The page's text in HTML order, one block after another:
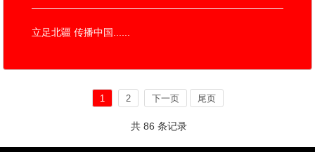
立足北疆 传播中国......
1 2 下一页 尾页
共 86 条记录